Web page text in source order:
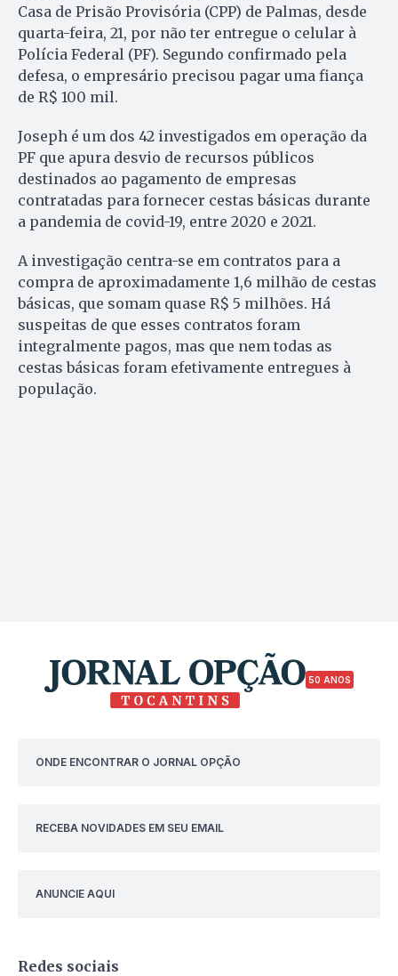
Casa de Prisão Provisória (CPP) de Palmas, desde
quarta-feira, 21, por não ter entregue o celular à
Polícia Federal (PF). Segundo confirmado pela
defesa, o empresário precisou pagar uma fiança
de R$ 100 mil.
Joseph é um dos 42 investigados em operação da
PF que apura desvio de recursos públicos
destinados ao pagamento de empresas
contratadas para fornecer cestas básicas durante
a pandemia de covid-19, entre 2020 e 2021.
A investigação centra-se em contratos para a
compra de aproximadamente 1,6 milhão de cestas
básicas, que somam quase R$ 5 milhões. Há
suspeitas de que esses contratos foram
integralmente pagos, mas que nem todas as
cestas básicas foram efetivamente entregues à
população.
50 ANOS
ONDE ENCONTRAR O JORNAL OPÇÃO
RECEBA NOVIDADES EM SEU EMAIL
ANUNCIE AQUI
Redes sociais